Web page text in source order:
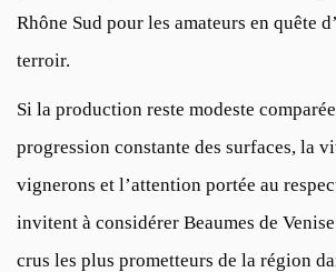
Rhône Sud pour les amateurs en quête
terroir.
Si la production reste modeste
progression constante des surfaces, la
vignerons et l’attention portée au
invitent à considérer Beaumes de
crus les plus prometteurs de la région